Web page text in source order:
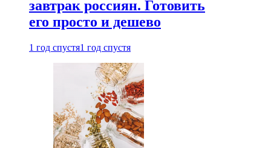
завтрак россиян. Готовить
его просто и дешево
1 год спустя1 год спустя